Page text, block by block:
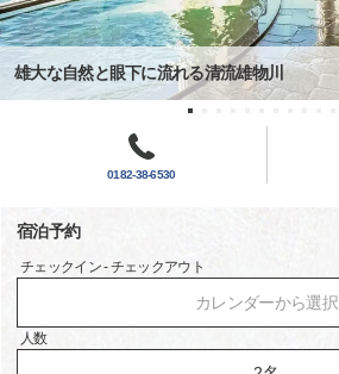
雄大な自然と眼下に流れる清流雄物川
0182-38-6530
宿泊予約
チェックイン - チェックアウト
カレンダーから選択
人数